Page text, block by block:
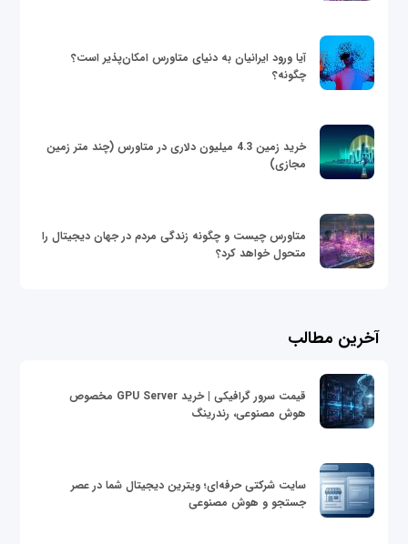
آیا ورود ایرانیان به دنیای متاورس امکان‌پذیر است؟
چگونه؟
خرید زمین 4.3 میلیون دلاری در متاورس (چند متر زمین
مجازی)
متاورس چیست و چگونه زندگی مردم در جهان دیجیتال را
متحول خواهد کرد؟
آخرین مطالب
قیمت سرور گرافیکی | خرید GPU Server مخصوص
هوش مصنوعی، رندرینگ
سایت شرکتی حرفه‌ای؛ ویترین دیجیتال شما در عصر
جستجو و هوش مصنوعی